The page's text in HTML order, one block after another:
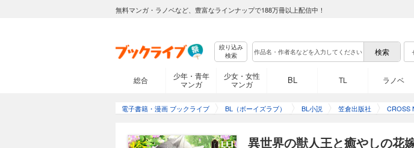
無料マンガ・ラノベなど、豊富なラインナップで188万冊以上配信中！
絞り込み
検索
総合
少年・青年
マンガ
少女・女性
マンガ
BL TL ラノベ
電子書籍・漫画 ブックライブ BL（ボーイズラブ） BL小説 笠倉出版社 CROSS
異世界の獣人王と癒やしの花